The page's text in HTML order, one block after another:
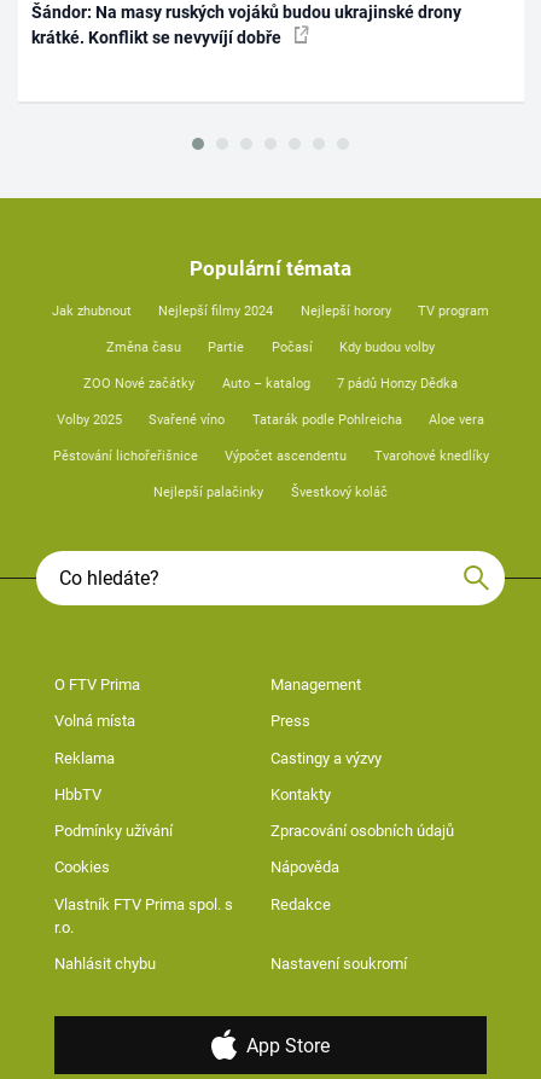
Šándor: Na masy ruských vojáků budou ukrajinské drony
krátké. Konflikt se nevyvíjí dobře
Populární témata
Jak zhubnout Nejlepší filmy 2024 Nejlepší horory TV program
Změna času Partie Počasí Kdy budou volby
ZOO Nové začátky Auto – katalog 7 pádů Honzy Dědka
Volby 2025 Svařené víno Tatarák podle Pohlreicha Aloe vera
Pěstování lichořeřišnice Výpočet ascendentu Tvarohové knedlíky
Nejlepší palačinky Švestkový koláč
O FTV Prima Management
Volná místa Press
Reklama Castingy a výzvy
HbbTV Kontakty
Podmínky užívání Zpracování osobních údajů
Cookies Nápověda
Vlastník FTV Prima spol. s
r.o.
Redakce
Nahlásit chybu Nastavení soukromí
App Store